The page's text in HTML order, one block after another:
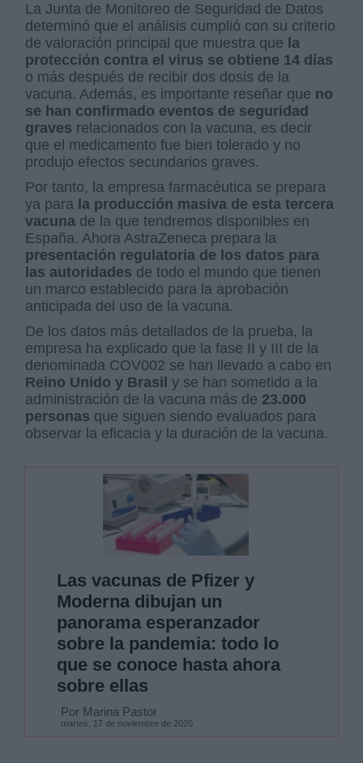
La Junta de Monitoreo de Seguridad de Datos
determinó que el análisis cumplió con su criterio
de valoración principal que muestra que la
protección contra el virus se obtiene 14 días
o más después de recibir dos dosis de la
vacuna. Además, es importante reseñar que no
se han confirmado eventos de seguridad
graves relacionados con la vacuna, es decir
que el medicamento fue bien tolerado y no
produjo efectos secundarios graves.
Por tanto, la empresa farmacéutica se prepara
ya para la producción masiva de esta tercera
vacuna de la que tendremos disponibles en
España. Ahora AstraZeneca prepara la
presentación regulatoria de los datos para
las autoridades de todo el mundo que tienen
un marco establecido para la aprobación
anticipada del uso de la vacuna.
De los datos más detallados de la prueba, la
empresa ha explicado que la fase II y III de la
denominada COV002 se han llevado a cabo en
Reino Unido y Brasil y se han sometido a la
administración de la vacuna más de 23.000
personas que siguen siendo evaluados para
observar la eficacia y la duración de la vacuna.
Las vacunas de Pfizer y
Moderna dibujan un
panorama esperanzador
sobre la pandemia: todo lo
que se conoce hasta ahora
sobre ellas
Por Marina Pastor
martes, 17 de noviembre de 2020